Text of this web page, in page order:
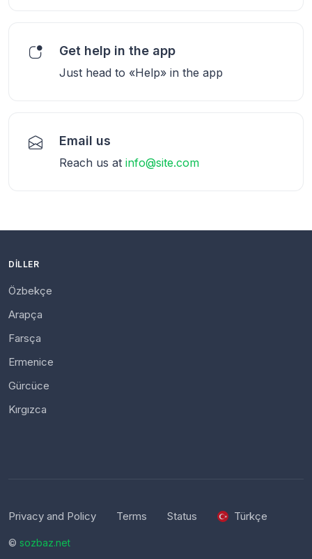
Get help in the app
Just head to «Help» in the app
Email us
Reach us at info@site.com
DILLER
Özbekçe
Arapça
Farsça
Ermenice
Gürcüce
Kırgızca
Privacy and Policy Terms Status Türkçe
© sozbaz.net